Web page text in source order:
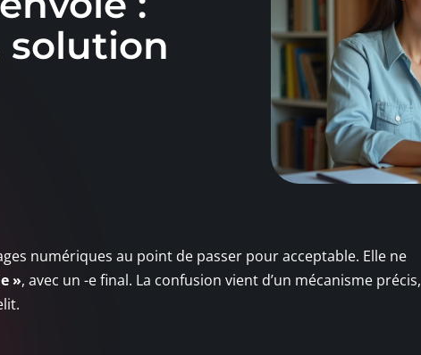
solution
numériques au point de passer pour acceptable. Elle ne
», avec un -e final. La confusion vient d’un mécanisme précis,